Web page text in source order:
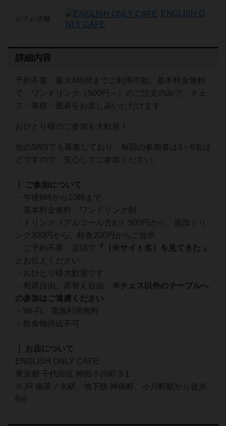
ENGLISH O
NLY CAFE
詳細内容
予約不要、最大4時間までご利用可能。基本料金無料
で、ワンドリンク（500円～）のご注文のみで、チェ
ス・将棋・囲碁をお楽しみいただけます。
おひとり様のご参加も大歓迎！
他のSNSでも募集しており、毎回の参加者は3～6名ほ
どですので、安心してご参加ください。
｜ ご参加について
・午後6時から10時まで
・基本料金無料、ワンドリンク制
・ドリンク（アルコール含む）500円から、追加ドリ
ンク300円から、軽食200円からご提供
・ご予約不要、店頭で
『（※サイト名）を見てきた 』
とお伝えください
・おひとり様大歓迎です
・相席自由、席替え自由
※チェス以外のテーブルへ
の参加はご遠慮ください
・Wi-Fi、電源利用無料
・飲食物持込不可
｜ お店について
ENGLISH ONLY CAFE
東京都 千代田区 神田小川町 3-1
※JR 御茶ノ水駅、地下鉄 神保町、小川町駅から徒歩
6分